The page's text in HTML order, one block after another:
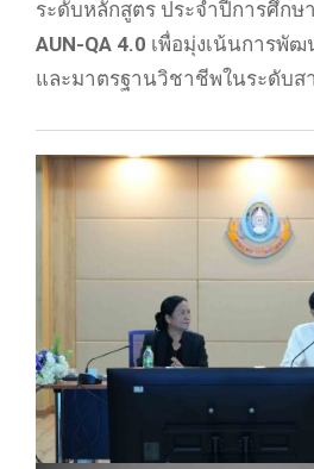
ระดับหลักสูตร ประจำปีการศึก
AUN-QA 4.0 เพื่อมุ่งเน้นการพั
และมาตรฐานวิชาชีพในระดับส